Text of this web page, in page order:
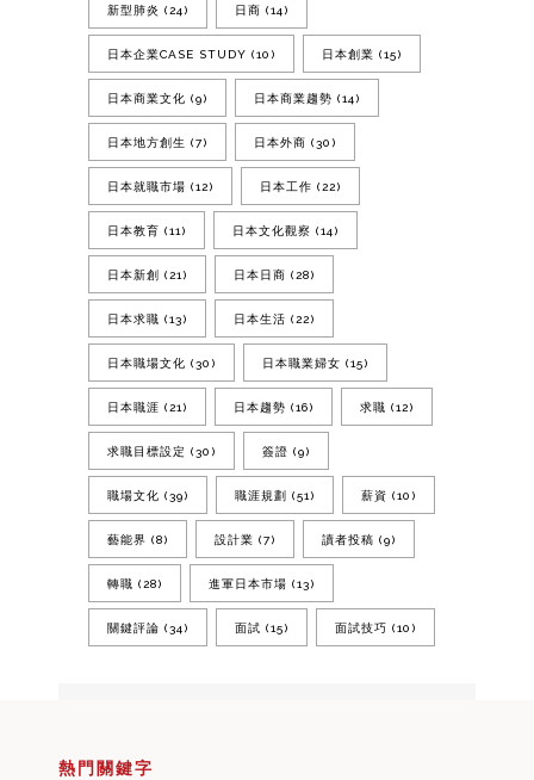
新型肺炎 (24) 日商 (14)
日本企業CASE STUDY (10) 日本創業 (15)
日本商業文化 (9) 日本商業趨勢 (14)
日本地方創生 (7) 日本外商 (30)
日本就職市場 (12) 日本工作 (22)
日本教育 (11) 日本文化觀察 (14)
日本新創 (21) 日本日商 (28)
日本求職 (13) 日本生活 (22)
日本職場文化 (30) 日本職業婦女 (15)
日本職涯 (21) 日本趨勢 (16) 求職 (12)
求職目標設定 (30) 簽證 (9)
職場文化 (39) 職涯規劃 (51) 薪資 (10)
藝能界 (8) 設計業 (7) 讀者投稿 (9)
轉職 (28) 進軍日本市場 (13)
關鍵評論 (34) 面試 (15) 面試技巧 (10)
熱門關鍵字